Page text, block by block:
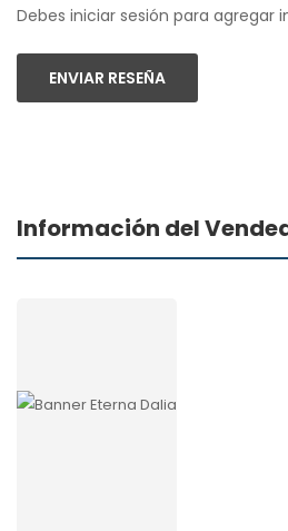
Debes iniciar sesión para agregar
ENVIAR RESEÑA
Información del